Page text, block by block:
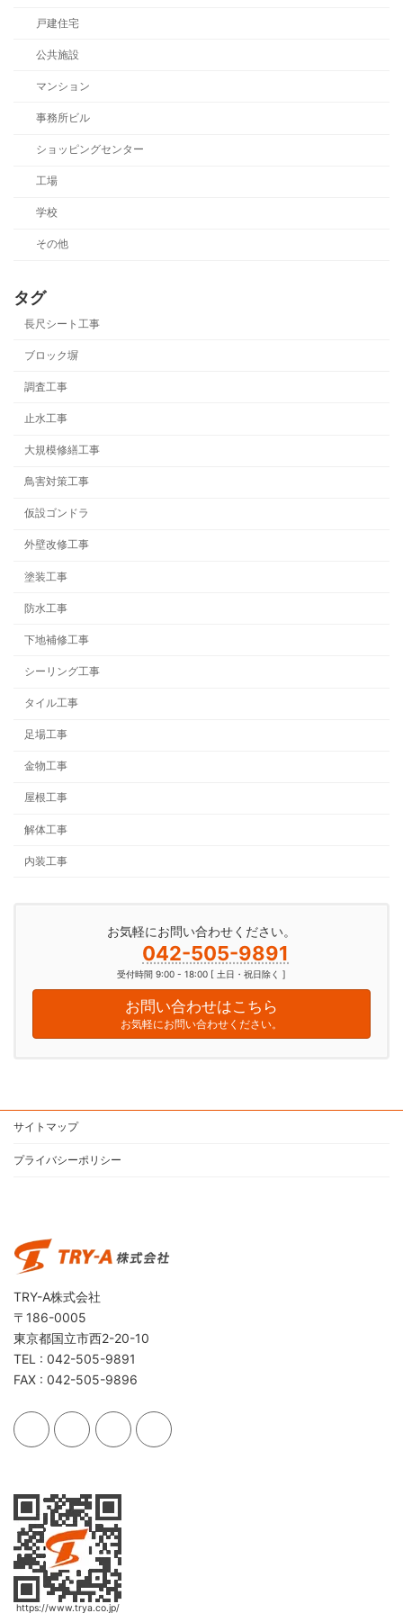
戸建住宅
公共施設
マンション
事務所ビル
ショッピングセンター
工場
学校
その他
タグ
長尺シート工事
ブロック塀
調査工事
止水工事
大規模修繕工事
鳥害対策工事
仮設ゴンドラ
外壁改修工事
塗装工事
防水工事
下地補修工事
シーリング工事
タイル工事
足場工事
金物工事
屋根工事
解体工事
内装工事
お気軽にお問い合わせください。
042-505-9891
受付時間 9:00 - 18:00 [ 土日・祝日除く ]
お問い合わせはこちら
お気軽にお問い合わせください。
サイトマップ
プライバシーポリシー
TRY-A株式会社
〒186-0005
東京都国立市西2-20-10
TEL : 042-505-9891
FAX : 042-505-9896
https://www.trya.co.jp/